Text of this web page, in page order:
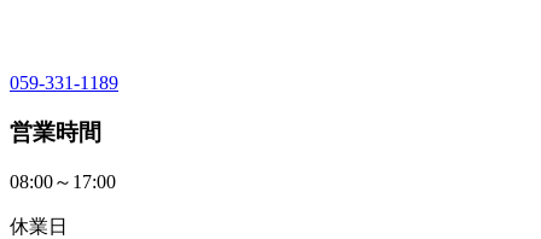
059-331-1189
営業時間
08:00～17:00
休業日